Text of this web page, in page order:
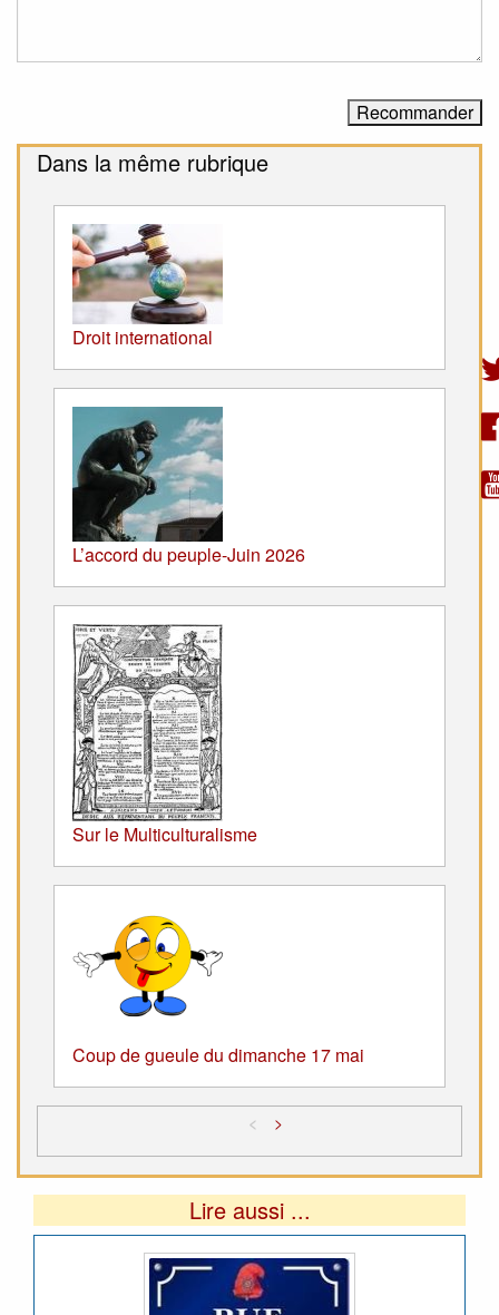
Dans la même rubrique
Droit international
L’accord du peuple-Juin 2026
Sur le Multiculturalisme
Coup de gueule du dimanche 17 mai
< >
Lire aussi ...